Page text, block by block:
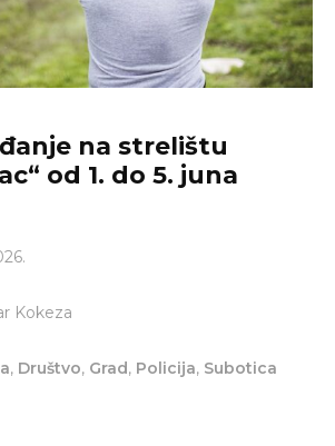
na strelištu
od 1. do 5. juna
Kokeza
, Društvo, Grad, Policija, Subotica